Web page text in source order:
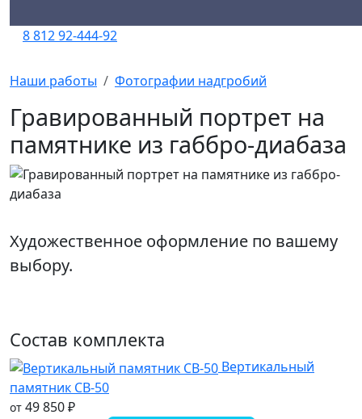
8 812 92-444-92
Наши работы Фотографии надгробий
Гравированный портрет на
памятнике из габбро-диабаза
Художественное оформление по вашему
выбору.
Состав комплекта
Вертикальный
памятник СВ-50
от 49 850₽